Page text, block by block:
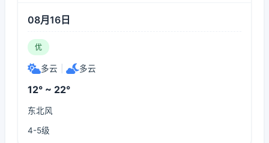
08月16日
优
多云 多云
12° ~ 22°
东北风
4-5级